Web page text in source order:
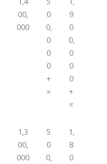
00,
000
0
0,
0
0
0
+
∝
9
0
0,
0
0
0
+
∝
1,3
00,
000
5
0
0,
1,
8
0